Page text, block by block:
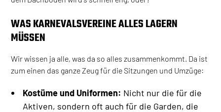
WAS KARNEVALSVEREINE ALLES LAGERN
MÜSSEN
Wir wissen ja alle, was da so alles zusammenkommt. Da ist
zum einen das ganze Zeug für die Sitzungen und Umzüge:
Kostüme und Uniformen: Nicht nur die für die
Aktiven, sondern oft auch für die Garden, die